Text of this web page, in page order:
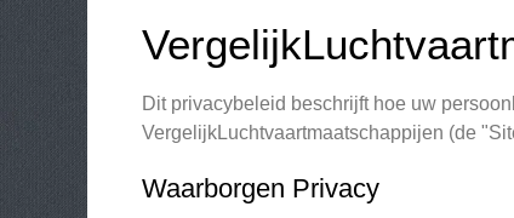
Dit privacybeleid beschrijft hoe uw
VergelijkLuchtvaartmaatschappijen (de
Waarborgen Privacy